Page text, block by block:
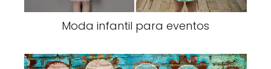
Moda infantil para eventos